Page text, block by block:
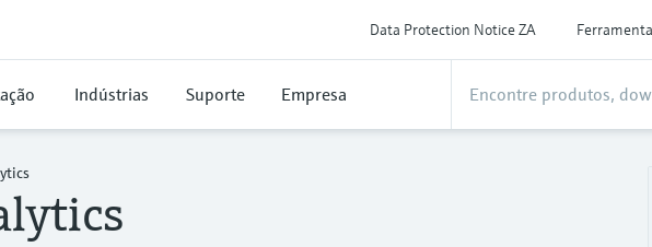
Data Protection Notice ZA
Indústrias Suporte Empresa